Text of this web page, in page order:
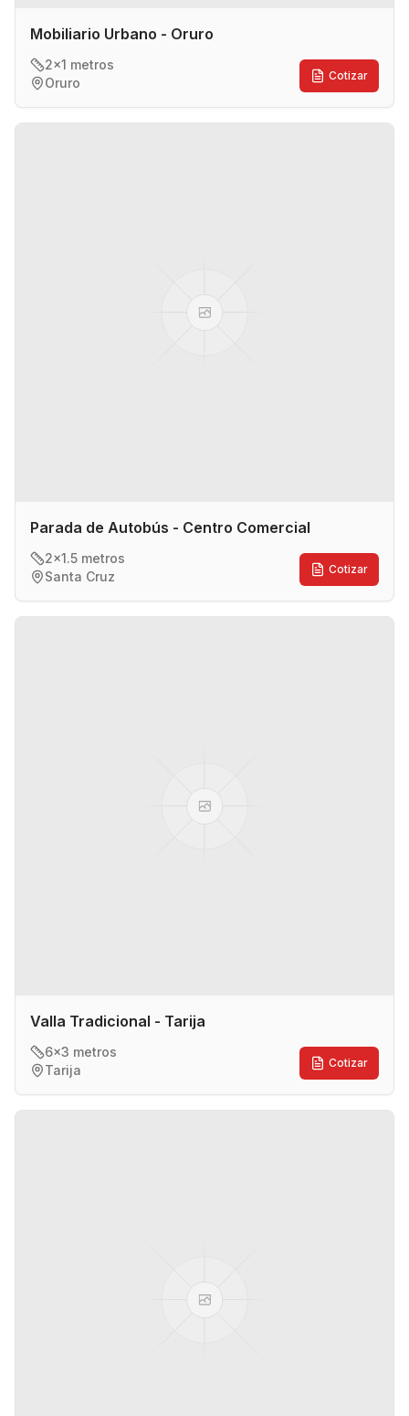
Mobiliario Urbano - Oruro
2x1 metros
Oruro
Cotizar
Parada de Autobús - Centro Comercial
2x1.5 metros
Santa Cruz
Cotizar
Valla Tradicional - Tarija
6x3 metros
Tarija
Cotizar